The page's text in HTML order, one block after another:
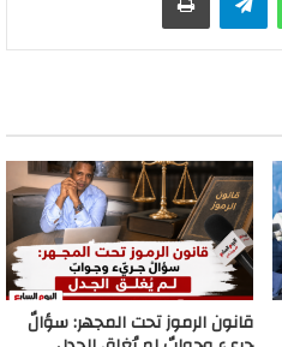
قانون الرموز تحت المجهر: سؤالٌ